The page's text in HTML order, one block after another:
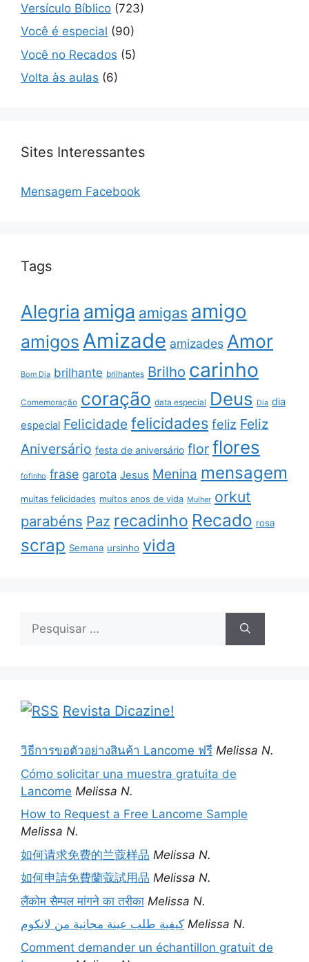
Versículo Bíblico (723)
Você é especial (90)
Você no Recados (5)
Volta às aulas (6)
Sites Interessantes
Mensagem Facebook
Tags
Alegria amiga amigas amigo
amigos Amizade amizades Amor
Bom Dia brilhante brilhantes Brilho carinho
Comemoração coração data especial Deus Dia dia
especial Felicidade felicidades feliz Feliz
Aniversário festa de aniversário flor flores
fofinho frase garota Jesus Menina mensagem
muitas felicidades muitos anos de vida Mulher orkut
parabéns Paz recadinho Recado rosa
scrap Semana ursinho vida
Pesquisar
Revista Dicazine!
วิธีการขอตัวอย่างสินค้า Lancome ฟรี Melissa N.
Cómo solicitar una muestra gratuita de
Lancome Melissa N.
How to Request a Free Lancome Sample
Melissa N.
如何请求免费的兰蔻样品 Melissa N.
如何申請免費蘭蔻試用品 Melissa N.
लैंकोम सैम्पल मांगने का तरीका Melissa N.
كيفية طلب عينة مجانية من لانكوم Melissa N.
Comment demander un échantillon gratuit de